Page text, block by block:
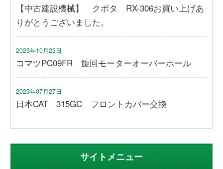
【中古建設機械】 クボタ RX-306お買い上げあ
りがとうございました。
2023年10月23日
コマツPC09FR 旋回モーターオーバーホール
2023年07月27日
日本CAT 315GC フロントカバー交換
サイトメニュー